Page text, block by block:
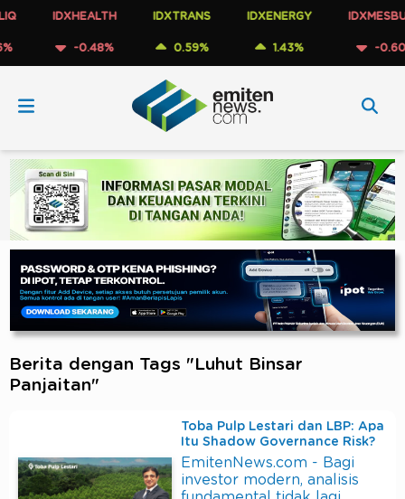
IDXHEALTH
-0.48%
IDXTRANS
0.59%
IDXENERGY
1.43%
IDXMESBUMN
-0.60%
Berita dengan Tags "Luhut Binsar
Panjaitan"
Toba Pulp Lestari dan LBP: Apa
Itu Shadow Governance Risk?
EmitenNews.com - Bagi
investor modern, analisis